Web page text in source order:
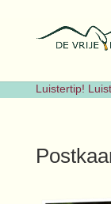
Luistertip!